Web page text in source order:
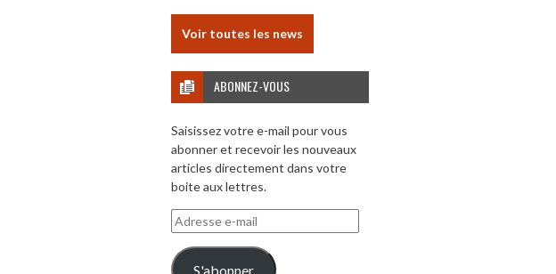
Voir toutes les news
ABONNEZ-VOUS
Saisissez votre e-mail pour vous
abonner et recevoir les nouveaux
articles directement dans votre
boite aux lettres.
Adresse
e-
mail
S'abonner